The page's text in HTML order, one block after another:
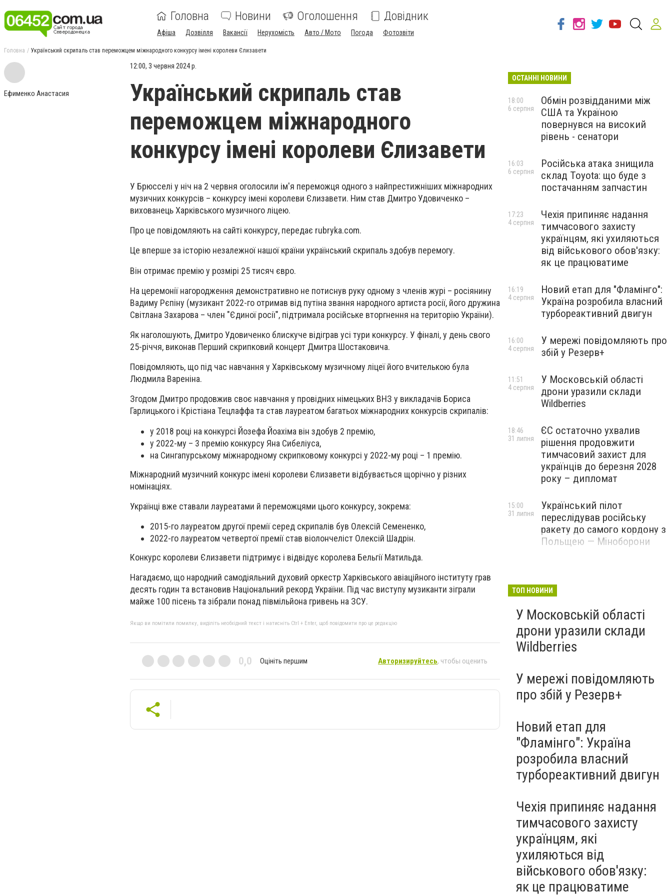
Головна Новини Оголошення Довідник
Афіша Дозвілля Вакансії Нерухомість Авто / Мото Погода Фотозвіти
Головна Український скрипаль став переможцем міжнародного конкурсу імені королеви Єлизавети
Ефименко Анастасия
12:00, 3 червня 2024 р.
Український скрипаль став
переможцем міжнародного
конкурсу імені королеви Єлизавети
У Брюсселі у ніч на 2 червня оголосили ім'я переможця одного з найпрестижніших міжнародних
музичних конкурсів – конкурсу імені королеви Єлизавети. Ним став Дмитро Удовиченко –
вихованець Харківського музичного ліцею.
Про це повідомляють на сайті конкурсу, передає rubryka.com.
Це вперше за історію незалежної нашої країни український скрипаль здобув перемогу.
Він отримає премію у розмірі 25 тисяч євро.
На церемонії нагородження демонстративно не потиснув руку одному з членів журі – росіянину
Вадиму Рєпіну (музикант 2022-го отримав від путіна звання народного артиста росії, його дружина
Світлана Захарова – член "Єдиної росії", підтримала російське вторгнення на територію України).
Як наголошують, Дмитро Удовиченко блискуче відіграв усі тури конкурсу. У фіналі, у день свого
25-річчя, виконав Перший скрипковий концерт Дмитра Шостаковича.
Повідомляють, що під час навчання у Харківському музичному ліцеї його вчителькою була
Людмила Вареніна.
Згодом Дмитро продовжив своє навчання у провідних німецьких ВНЗ у викладачів Бориса
Гарлицького і Крістіана Тецлаффа та став лауреатом багатьох міжнародних конкурсів скрипалів:
у 2018 році на конкурсі Йозефа Йоахіма він здобув 2 премію,
у 2022-му – 3 премію конкурсу Яна Сибеліуса,
на Сингапурському міжнародному скрипковому конкурсі у 2022-му році – 1 премію.
Міжнародний музичний конкурс імені королеви Єлизавети відбувається щорічно у різних
номінаціях.
Українці вже ставали лауреатами й переможцями цього конкурсу, зокрема:
2015-го лауреатом другої премії серед скрипалів був Олексій Семененко,
2022-го лауреатом четвертої премії став віолончеліст Олексій Шадрін.
Конкурс королеви Єлизавети підтримує і відвідує королева Бельгії Матильда.
Нагадаємо, що народний самодіяльний духовий оркестр Харківського авіаційного інституту грав
десять годин та встановив Національний рекорд України. Під час виступу музиканти зіграли
майже 100 пісень та зібрали понад півмільйона гривень на ЗСУ.
Якщо ви помітили помилку, виділіть необхідний текст і натисніть Ctrl + Enter, щоб повідомити про це редакцію
0,0 Оцініть першим Авторизируйтесь, чтобы оценить
ОСТАННІ НОВИНИ
Обмін розвідданими між
США та Україною
повернувся на високий
рівень - сенатори
18:00
6 серпня
Російська атака знищила
склад Toyota: що буде з
постачанням запчастин
16:03
6 серпня
Чехія припиняє надання
тимчасового захисту
українцям, які ухиляються
від військового обов'язку:
як це працюватиме
17:23
4 серпня
Новий етап для "Фламінго":
Україна розробила власний
турбореактивний двигун
16:19
4 серпня
У мережі повідомляють про
збій у Резерв+
16:00
4 серпня
У Московській області
дрони уразили склади
Wildberries
11:51
4 серпня
ЄС остаточно ухвалив
рішення продовжити
тимчасовий захист для
українців до березня 2028
року – дипломат
18:46
31 липня
Український пілот
переслідував російську
ракету до самого кордону з
Польщею — Міноборони
15:00
31 липня
ТОП НОВИНИ
У Московській області
дрони уразили склади
Wildberries
У мережі повідомляють
про збій у Резерв+
Новий етап для
"Фламінго": Україна
розробила власний
турбореактивний двигун
Чехія припиняє надання
тимчасового захисту
українцям, які
ухиляються від
військового обов'язку:
як це працюватиме